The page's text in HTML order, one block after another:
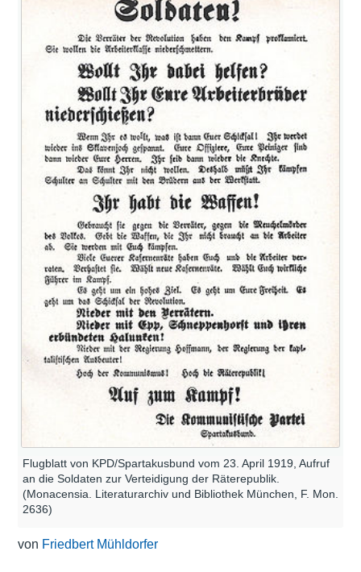
Flugblatt von KPD/Spartakusbund vom 23. April 1919, Aufruf
an die Soldaten zur Verteidigung der Räterepublik.
(Monacensia. Literaturarchiv und Bibliothek München, F. Mon.
2636)
von Friedbert Mühldorfer